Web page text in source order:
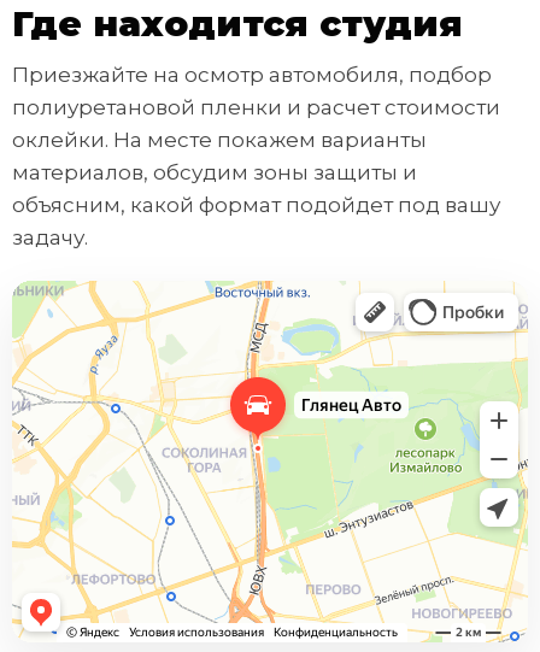
Где находится студия
Приезжайте на осмотр автомобиля, подбор
полиуретановой пленки и расчет стоимости
оклейки. На месте покажем варианты
материалов, обсудим зоны защиты и
объясним, какой формат подойдет под вашу
задачу.